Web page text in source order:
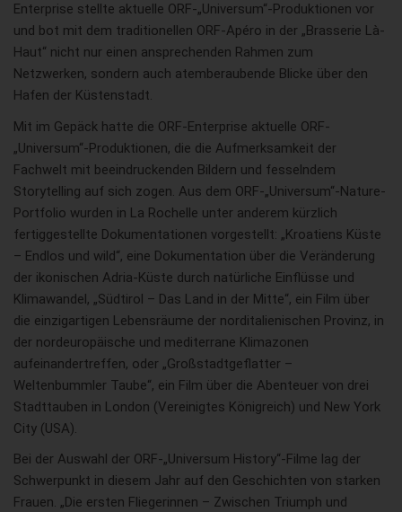
Enterprise stellte aktuelle ORF-„Universum“-Produktionen vor
und bot mit dem traditionellen ORF-Apéro in der „Brasserie Là-
Haut“ nicht nur einen ansprechenden Rahmen zum
Netzwerken, sondern auch atemberaubende Blicke über den
Hafen der Küstenstadt.
Mit im Gepäck hatte die ORF-Enterprise aktuelle ORF-
„Universum“-Produktionen, die die Aufmerksamkeit der
Fachwelt mit beeindruckenden Bildern und fesselndem
Storytelling auf sich zogen. Aus dem ORF-„Universum“-Nature-
Portfolio wurden in La Rochelle unter anderem kürzlich
fertiggestellte Dokumentationen vorgestellt: „Kroatiens Küste
– Endlos und wild“, eine Dokumentation über die Veränderung
der ikonischen Adria-Küste durch natürliche Einflüsse und
Klimawandel, „Südtirol – Das Land in der Mitte“, ein Film über
die einzigartigen Lebensräume der norditalienischen Provinz, in
der nordeuropäische und mediterrane Klimazonen
aufeinandertreffen, oder „Großstadtgeflatter –
Weltenbummler Taube“, ein Film über die Abenteuer von drei
Stadttauben in London (Vereinigtes Königreich) und New York
City (USA).
Bei der Auswahl der ORF-„Universum History“-Filme lag der
Schwerpunkt in diesem Jahr auf den Geschichten von starken
Frauen. „Die ersten Fliegerinnen – Zwischen Triumph und